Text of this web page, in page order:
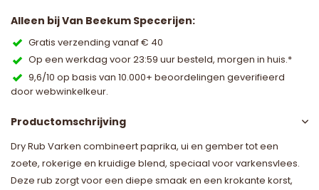
Alleen bij Van Beekum Specerijen:
Gratis verzending vanaf € 40
Op een werkdag voor 23:59 uur besteld, morgen in huis.*
9,6/10 op basis van 10.000+ beoordelingen geverifieerd
door webwinkelkeur.
Productomschrijving
Dry Rub Varken combineert paprika, ui en gember tot een
zoete, rokerige en kruidige blend, speciaal voor varkensvlees.
Deze rub zorgt voor een diepe smaak en een krokante korst,